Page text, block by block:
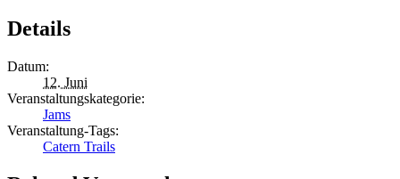
Details
Datum:
12. Juni
Veranstaltungskategorie:
Jams
Veranstaltung-Tags:
Catern Trails